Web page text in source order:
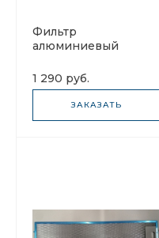
Фильтр
алюминиевый
вытяжки 450х170х8 с
2мя замками
1 290 руб.
ЗАКАЗАТЬ